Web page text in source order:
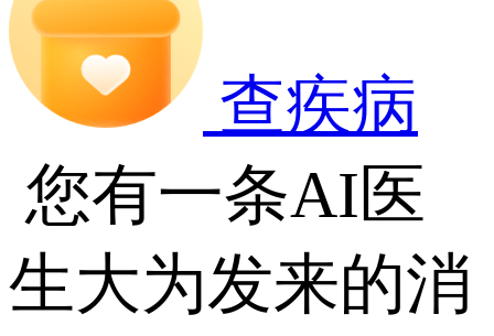
查疾病
您有一条AI医
生大为发来的消